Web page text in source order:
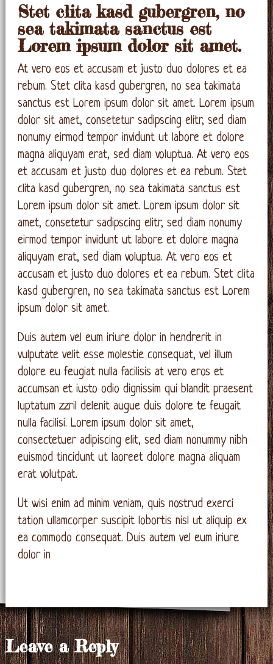
Stet clita kasd gubergren, no
sea takimata sanctus est
Lorem ipsum dolor sit amet.
At vero eos et accusam et justo duo dolores et ea
rebum. Stet clita kasd gubergren, no sea takimata
sanctus est Lorem ipsum dolor sit amet. Lorem ipsum
dolor sit amet, consetetur sadipscing elitr, sed diam
nonumy eirmod tempor invidunt ut labore et dolore
magna aliquyam erat, sed diam voluptua. At vero eos
et accusam et justo duo dolores et ea rebum. Stet
clita kasd gubergren, no sea takimata sanctus est
Lorem ipsum dolor sit amet. Lorem ipsum dolor sit
amet, consetetur sadipscing elitr, sed diam nonumy
eirmod tempor invidunt ut labore et dolore magna
aliquyam erat, sed diam voluptua. At vero eos et
accusam et justo duo dolores et ea rebum. Stet clita
kasd gubergren, no sea takimata sanctus est Lorem
ipsum dolor sit amet.
Duis autem vel eum iriure dolor in hendrerit in
vulputate velit esse molestie consequat, vel illum
dolore eu feugiat nulla facilisis at vero eros et
accumsan et iusto odio dignissim qui blandit praesent
luptatum zzril delenit augue duis dolore te feugait
nulla facilisi. Lorem ipsum dolor sit amet,
consectetuer adipiscing elit, sed diam nonummy nibh
euismod tincidunt ut laoreet dolore magna aliquam
erat volutpat.
Ut wisi enim ad minim veniam, quis nostrud exerci
tation ullamcorper suscipit lobortis nisl ut aliquip ex
ea commodo consequat. Duis autem vel eum iriure
dolor in
Leave a Reply